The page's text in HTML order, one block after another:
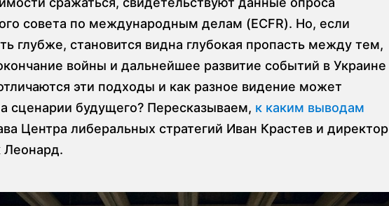
совета по международным делам (ECFR). Но, если
глубже, становится видна глубокая пропасть между тем,
войны и дальнейшее развитие событий в Украине
эти подходы и как разное видение может
сценарии будущего? Пересказываем, к каким выводам
Центра либеральных стратегий Иван Крастев и директор
Леонард.